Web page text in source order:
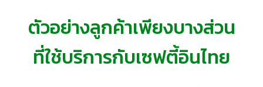
อลิก ระบบควบคุมและปุ่มฉุกเฉิน โครงสร้าง แขนยื่น และ
ตะกร้า ล้อ ยาง และขา Outrigger อุปกรณ์ความปลอดภัย
ต่าง ๆหลายอุบัติเหตุเกิดขึ้นเพราะมองข้ามการตรวจสอบ
เล็ก ๆ น้อย ๆ เช่น สายไฮดรอลิกรั่ว หรือระบบเบรกไม่
เรียนการสอนด้านอาชีวอนามัยและความปลอดภัยที่ผ่าน
การพิจารณาความสอดคล้องของระบบการรับทราบ
หลักสูตรจากกระทรวงการอุดมศึกษา วิทยาศาสตร์วิจัยและ
นวัตกรรม ตามรายละเอียดท้ายประกาศนี้ ให้สถาบัน
ตัวอย่างลูกค้าเพียงบางส่วน
ที่ใช้บริการกับเซฟตี้อินไทย